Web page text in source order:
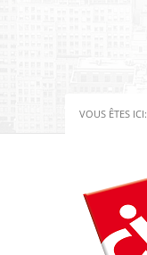
VOUS ÊTES ICI: